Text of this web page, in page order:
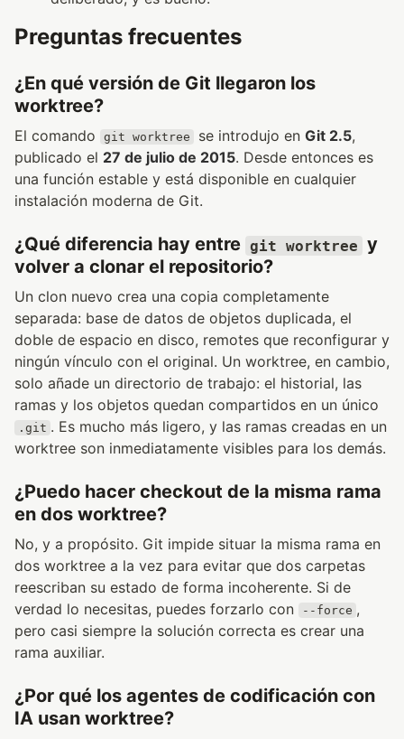
Preguntas frecuentes
¿En qué versión de Git llegaron los
worktree?
El comando git worktree se introdujo en Git 2.5,
publicado el 27 de julio de 2015. Desde entonces es
una función estable y está disponible en cualquier
instalación moderna de Git.
¿Qué diferencia hay entre git worktree y
volver a clonar el repositorio?
Un clon nuevo crea una copia completamente
separada: base de datos de objetos duplicada, el
doble de espacio en disco, remotes que reconfigurar y
ningún vínculo con el original. Un worktree, en cambio,
solo añade un directorio de trabajo: el historial, las
ramas y los objetos quedan compartidos en un único
.git . Es mucho más ligero, y las ramas creadas en un
worktree son inmediatamente visibles para los demás.
¿Puedo hacer checkout de la misma rama
en dos worktree?
No, y a propósito. Git impide situar la misma rama en
dos worktree a la vez para evitar que dos carpetas
reescriban su estado de forma incoherente. Si de
verdad lo necesitas, puedes forzarlo con
--force ,
pero casi siempre la solución correcta es crear una
rama auxiliar.
¿Por qué los agentes de codificación con
IA usan worktree?